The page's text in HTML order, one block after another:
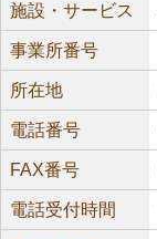
施設・サービス
事業所番号
所在地
電話番号
FAX番号
電話受付時間